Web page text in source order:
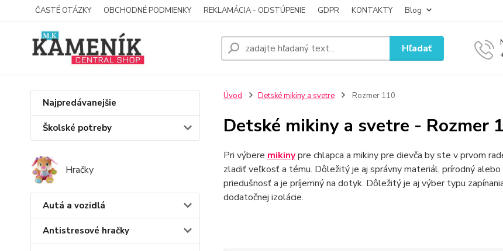
ČASTÉ OTÁZKY OBCHODNÉ PODMIENKY REKLAMÁCIA - ODSTÚPENIE GDPR KONTAKTY Blog
Hľadať
Najpredávanejšie
Školské potreby
Hračky
Autá a vozidlá
Antistresové hračky
Úvod Detské mikiny a svetre Rozmer 110
Detské mikiny a svetre - Rozmer
Pri výbere mikinypre chlapca a mikiny pre dievča by ste v prvom
zladiť veľkosť a tému. Dôležitý je aj správny materiál, prírodný
priedušnosť a je príjemný na dotyk. Dôležitý je aj výber typu
dodatočnej izolácie.